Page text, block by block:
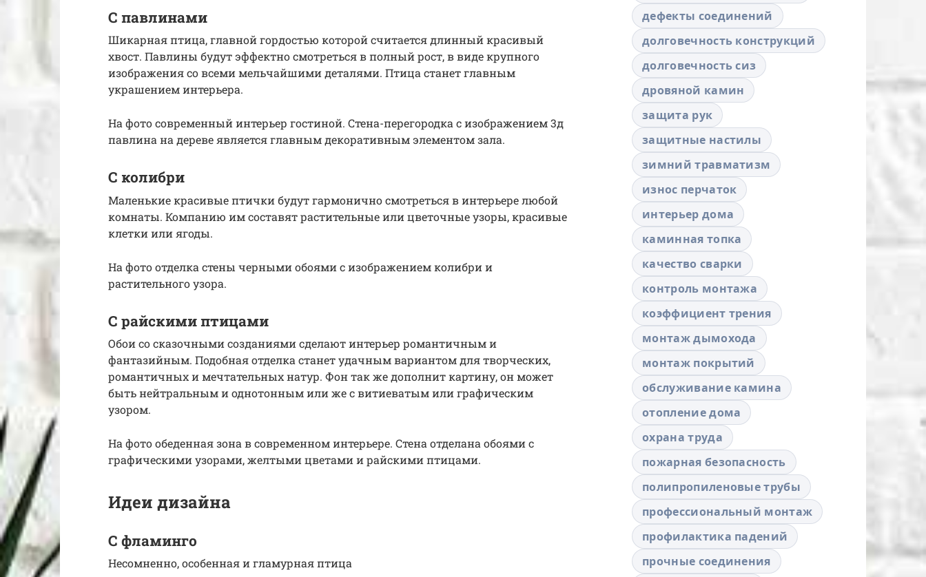
С павлинами
Шикарная птица, главной гордостью которой считается длинный красивый
хвост. Павлины будут эффектно смотреться в полный рост, в виде крупного
изображения со всеми мельчайшими деталями. Птица станет главным
украшением интерьера.
На фото современный интерьер гостиной. Стена-перегородка с изображением 3д
павлина на дереве является главным декоративным элементом зала.
С колибри
Маленькие красивые птички будут гармонично смотреться в интерьере любой
комнаты. Компанию им составят растительные или цветочные узоры, красивые
клетки или ягоды.
На фото отделка стены черными обоями с изображением колибри и
растительного узора.
С райскими птицами
Обои со сказочными созданиями сделают интерьер романтичным и
фантазийным. Подобная отделка станет удачным вариантом для творческих,
романтичных и мечтательных натур. Фон так же дополнит картину, он может
быть нейтральным и однотонным или же с витиеватым или графическим
узором.
На фото обеденная зона в современном интерьере. Стена отделана обоями с
графическими узорами, желтыми цветами и райскими птицами.
Идеи дизайна
С фламинго
Несомненно, особенная и гламурная птица
дефекты соединений
долговечность конструкций
долговечность сиз
дровяной камин
защита рук
защитные настилы
зимний травматизм
износ перчаток
интерьер дома
каминная топка
качество сварки
контроль монтажа
коэффициент трения
монтаж дымохода
монтаж покрытий
обслуживание камина
отопление дома
охрана труда
пожарная безопасность
полипропиленовые трубы
профессиональный монтаж
профилактика падений
прочные соединения